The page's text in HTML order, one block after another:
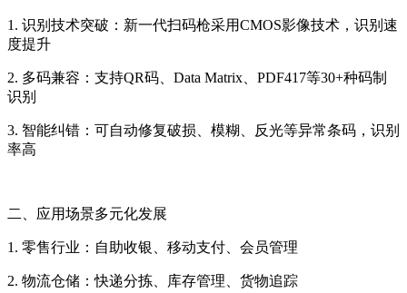
1. 识别技术突破：新一代扫码枪采用CMOS影像技术，识别速
度提升
2. 多码兼容：支持QR码、Data Matrix、PDF417等30+种码制
识别
3. 智能纠错：可自动修复破损、模糊、反光等异常条码，识别
率高
二、应用场景多元化发展
1. 零售行业：自助收银、移动支付、会员管理
2. 物流仓储：快递分拣、库存管理、货物追踪